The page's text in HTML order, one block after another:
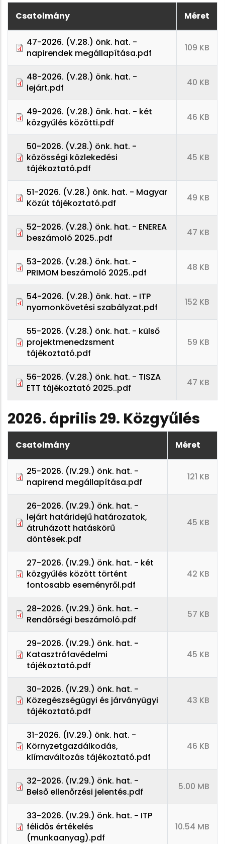
Csatolmány Méret
47-2026. (V.28.) önk. hat. -
napirendek megállapítása.pdf
109 KB
48-2026. (V.28.) önk. hat. -
lejárt.pdf
40 KB
49-2026. (V.28.) önk. hat. - két
közgyűlés közötti.pdf
46 KB
50-2026. (V.28.) önk. hat. -
közösségi közlekedési
tájékoztató.pdf
45 KB
51-2026. (V.28.) önk. hat. - Magyar
Közút tájékoztató.pdf
49 KB
52-2026. (V.28.) önk. hat. - ENEREA
beszámoló 2025..pdf
47 KB
53-2026. (V.28.) önk. hat. -
PRIMOM beszámoló 2025..pdf
48 KB
54-2026. (V.28.) önk. hat. - ITP
nyomonkövetési szabályzat.pdf
152 KB
55-2026. (V.28.) önk. hat. - külső
projektmenedzsment
tájékoztató.pdf
59 KB
56-2026. (V.28.) önk. hat. - TISZA
ETT tájékoztató 2025..pdf
47 KB
2026. április 29. Közgyűlés
Csatolmány Méret
25-2026. (IV.29.) önk. hat. -
napirend megállapítása.pdf
121 KB
26-2026. (IV.29.) önk. hat. -
lejárt határidejű határozatok,
átruházott hatáskörű
döntések.pdf
45 KB
27-2026. (IV.29.) önk. hat. - két
közgyűlés között történt
fontosabb eseményről.pdf
42 KB
28-2026. (IV.29.) önk. hat. -
Rendőrségi beszámoló.pdf
57 KB
29-2026. (IV.29.) önk. hat. -
Katasztrófavédelmi
tájékoztató.pdf
45 KB
30-2026. (IV.29.) önk. hat. -
Közegészségügyi és járványügyi
tájékoztató.pdf
43 KB
31-2026. (IV.29.) önk. hat. -
Környzetgazdálkodás,
klímaváltozás tájékoztató.pdf
46 KB
32-2026. (IV.29.) önk. hat. -
Belső ellenőrzési jelentés.pdf
5.00 MB
33-2026. (IV.29.) önk. hat. - ITP
félidős értékelés
(munkaanyag).pdf
10.54 MB